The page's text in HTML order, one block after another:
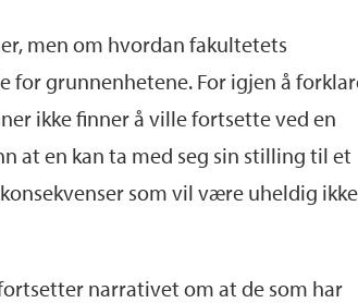
men om hvordan fakultetets
grunnenhetene. For igjen å
ikke finner å ville fortsette ved en
at en kan ta med seg sin stilling til et
som vil være uheldig ikke
narrativet om at de som har